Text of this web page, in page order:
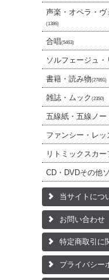
声楽・オペラ・
(1386)
合唱(5463)
ソルフェージュ・
書籍・読み物(27891)
雑誌・ムック (2350)
五線紙・五線ノー
ファンシー・レッ
リトミックスカー
CD・DVDその他
当サイトにつ
お問い合わせ
特定商取引に
プライバシー